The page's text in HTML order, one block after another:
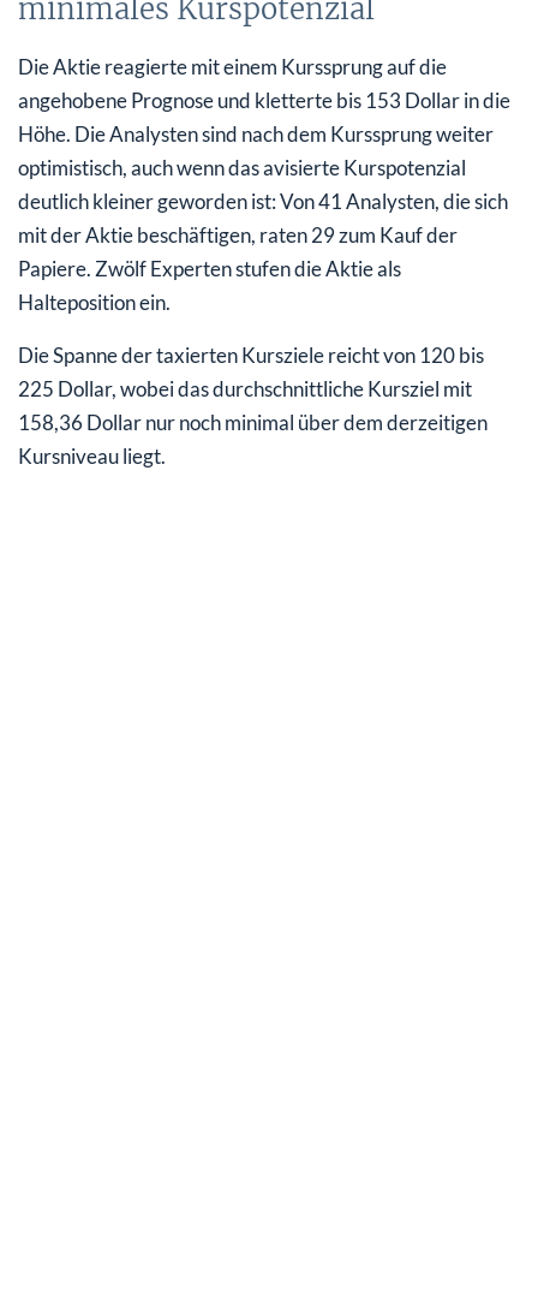
minimales Kurspotenzial
Die Aktie reagierte mit einem Kurssprung auf die
angehobene Prognose und kletterte bis 153 Dollar in die
Höhe. Die Analysten sind nach dem Kurssprung weiter
optimistisch, auch wenn das avisierte Kurspotenzial
deutlich kleiner geworden ist: Von 41 Analysten, die sich
mit der Aktie beschäftigen, raten 29 zum Kauf der
Papiere. Zwölf Experten stufen die Aktie als
Halteposition ein.
Die Spanne der taxierten Kursziele reicht von 120 bis
225 Dollar, wobei das durchschnittliche Kursziel mit
158,36 Dollar nur noch minimal über dem derzeitigen
Kursniveau liegt.